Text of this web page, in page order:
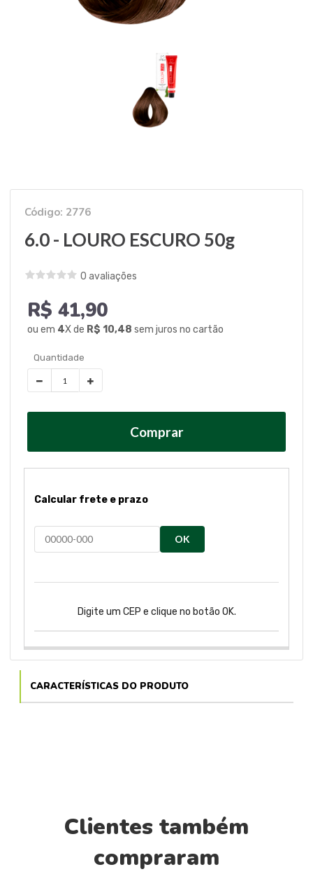
Código: 2776
6.0 - LOURO ESCURO 50g
0 avaliações
R$ 41,90
ou em 4X de R$ 10,48 sem juros no cartão
Comprar
Calcular frete e prazo
OK
Digite um CEP e clique no botão OK.
CARACTERÍSTICAS DO PRODUTO
Clientes também
compraram